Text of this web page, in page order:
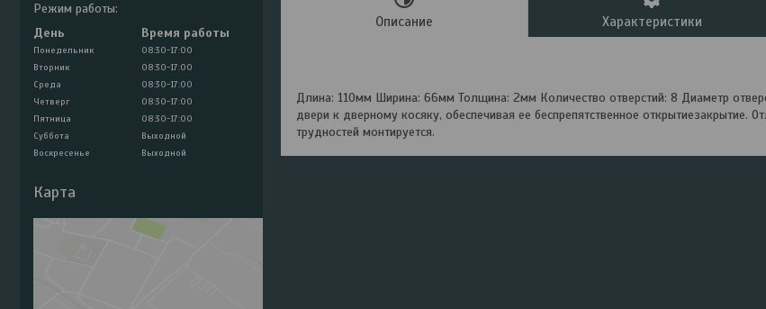
Описание Характеристики
Длина: 110мм Ширина: 66мм Толщина: 2мм Количество отверстий: 8 Диаметр
двери к дверному косяку, обеспечивая ее беспрепятственное открытиезакрытие.
трудностей монтируется.
Режим работы:
День
Время работы
Понедельник
08:30-17:00
Вторник
08:30-17:00
Среда
08:30-17:00
Четверг
08:30-17:00
Пятница
08:30-17:00
Суббота
Выходной
Воскресенье
Выходной
Карта